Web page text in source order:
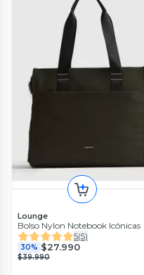
Lounge
Bolso Nylon Notebook Icónicas
5(5)
30% $27.990
$39.990